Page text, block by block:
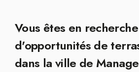
Vous êtes en recherche
d'opportunités de
dans la ville de